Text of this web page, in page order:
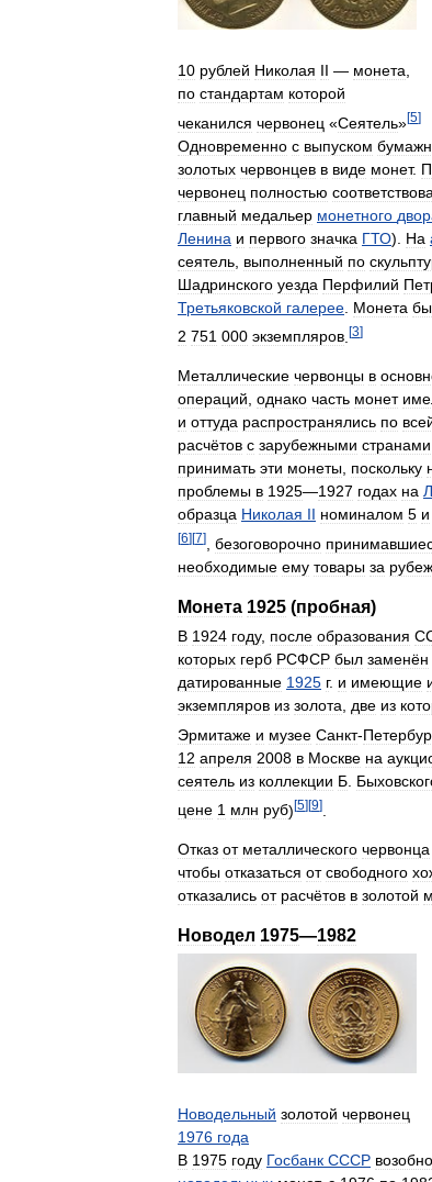
10 рублей Николая II — монета
по стандартам которой
чеканился червонец «Сеятель»[5]
Одновременно с выпуском
золотых червонцев в виде монет.
червонец полностью
главный медальер монетного
Ленина и первого значка ГТО). На
сеятель выполненный по
Шадринского уезда Перфилий
Третьяковской галерее Монета
2 751 000 экземпляров [3]
Металлические червонцы в
операций, однако часть монет
и оттуда распространялись по
расчётов с зарубежными странами
принимать эти монеты, поскольку
проблемы в 1925—1927 годах на
образца Николая II номиналом 5 и
[6] [7] безоговорочно
необходимые ему товары за
Монета 1925 (пробная)
В 1924 году, после образования
которых герб РСФСР был заменён
датированные 1925 г. и имеющие
экземпляров из золота две из
Эрмитаже и музее Санкт-
12 апреля 2008 в Москве на
сеятель из коллекции Б
цене 1 млн руб)[5][9]
Отказ от металлического червонца
чтобы отказаться от свободного
отказались от расчётов в золотой
Новодел 1975—1982
Новодельный золотой червонец
1976 года
В 1975 году Госбанк СССР